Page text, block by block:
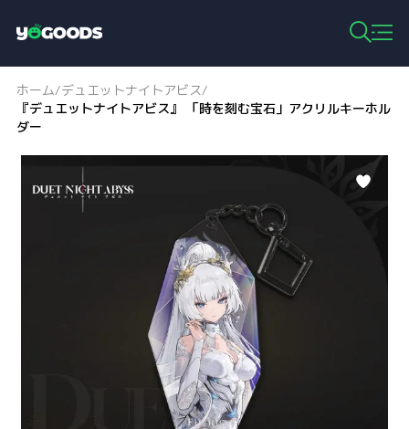
o
g
o
d
ホーム/デュエットナイトアビス/
『デュエットナイトアビス』 「時を刻む宝石」アクリルキーホル
ダー